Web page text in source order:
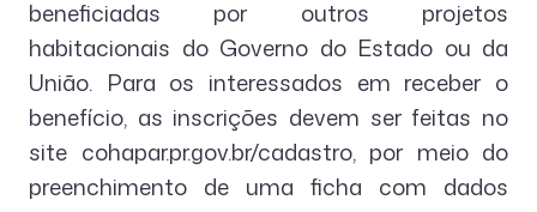
beneficiadas por outros projetos
habitacionais do Governo do Estado ou da
União. Para os interessados em receber o
benefício, as inscrições devem ser feitas no
site cohapar.pr.gov.br/cadastro, por meio do
preenchimento de uma ficha com dados